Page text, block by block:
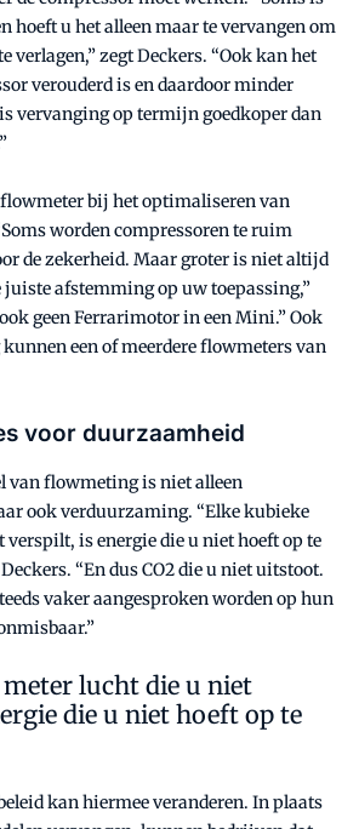
hoeft u het alleen maar te vervangen om
verlagen,” zegt Deckers. “Ook kan het
verouderd is en daardoor minder
vervanging op termijn goedkoper dan
bij het optimaliseren van
worden compressoren te ruim
de zekerheid. Maar groter is niet altijd
juiste afstemming op uw toepassing,”
geen Ferrarimotor in een Mini.” Ook
een of meerdere flowmeters van
voor duurzaamheid
van flowmeting is niet alleen
ook verduurzaming. “Elke kubieke
verspilt, is energie die u niet hoeft op te
“En dus CO2 die u niet uitstoot.
vaker aangesproken worden op hun
lucht die u niet
die u niet hoeft op te
kan hiermee veranderen. In plaats